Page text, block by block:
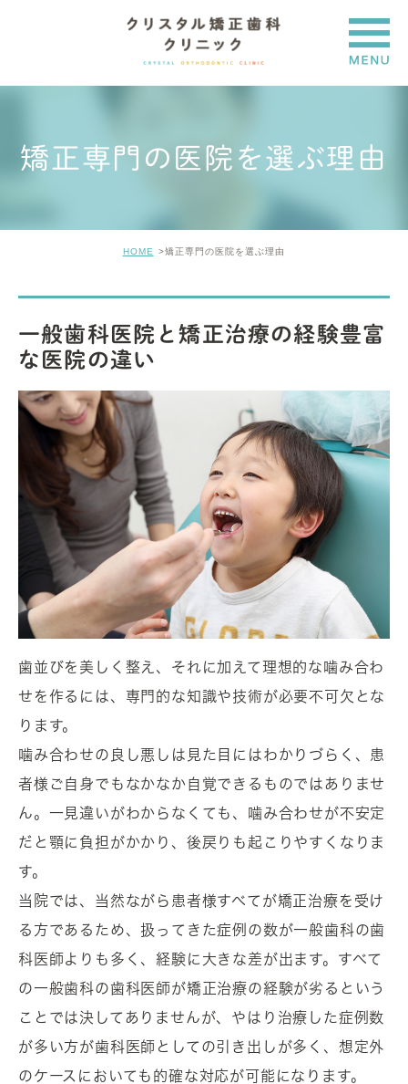
矯正専門の医院を選ぶ理由
HOME 矯正専門の医院を選ぶ理由
一般歯科医院と矯正治療の経験豊富
な医院の違い
歯並びを美しく整え、それに加えて理想的な噛み合わ
せを作るには、専門的な知識や技術が必要不可欠とな
ります。
噛み合わせの良し悪しは見た目にはわかりづらく、患
者様ご自身でもなかなか自覚できるものではありませ
ん。一見違いがわからなくても、噛み合わせが不安定
だと顎に負担がかかり、後戻りも起こりやすくなりま
す。
当院では、当然ながら患者様すべてが矯正治療を受け
る方であるため、扱ってきた症例の数が一般歯科の歯
科医師よりも多く、経験に大きな差が出ます。すべて
の一般歯科の歯科医師が矯正治療の経験が劣るという
ことでは決してありませんが、やはり治療した症例数
が多い方が歯科医師としての引き出しが多く、想定外
のケースにおいても的確な対応が可能になります。